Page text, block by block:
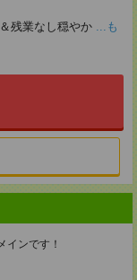
残業なし穏やか ...も
ンです！